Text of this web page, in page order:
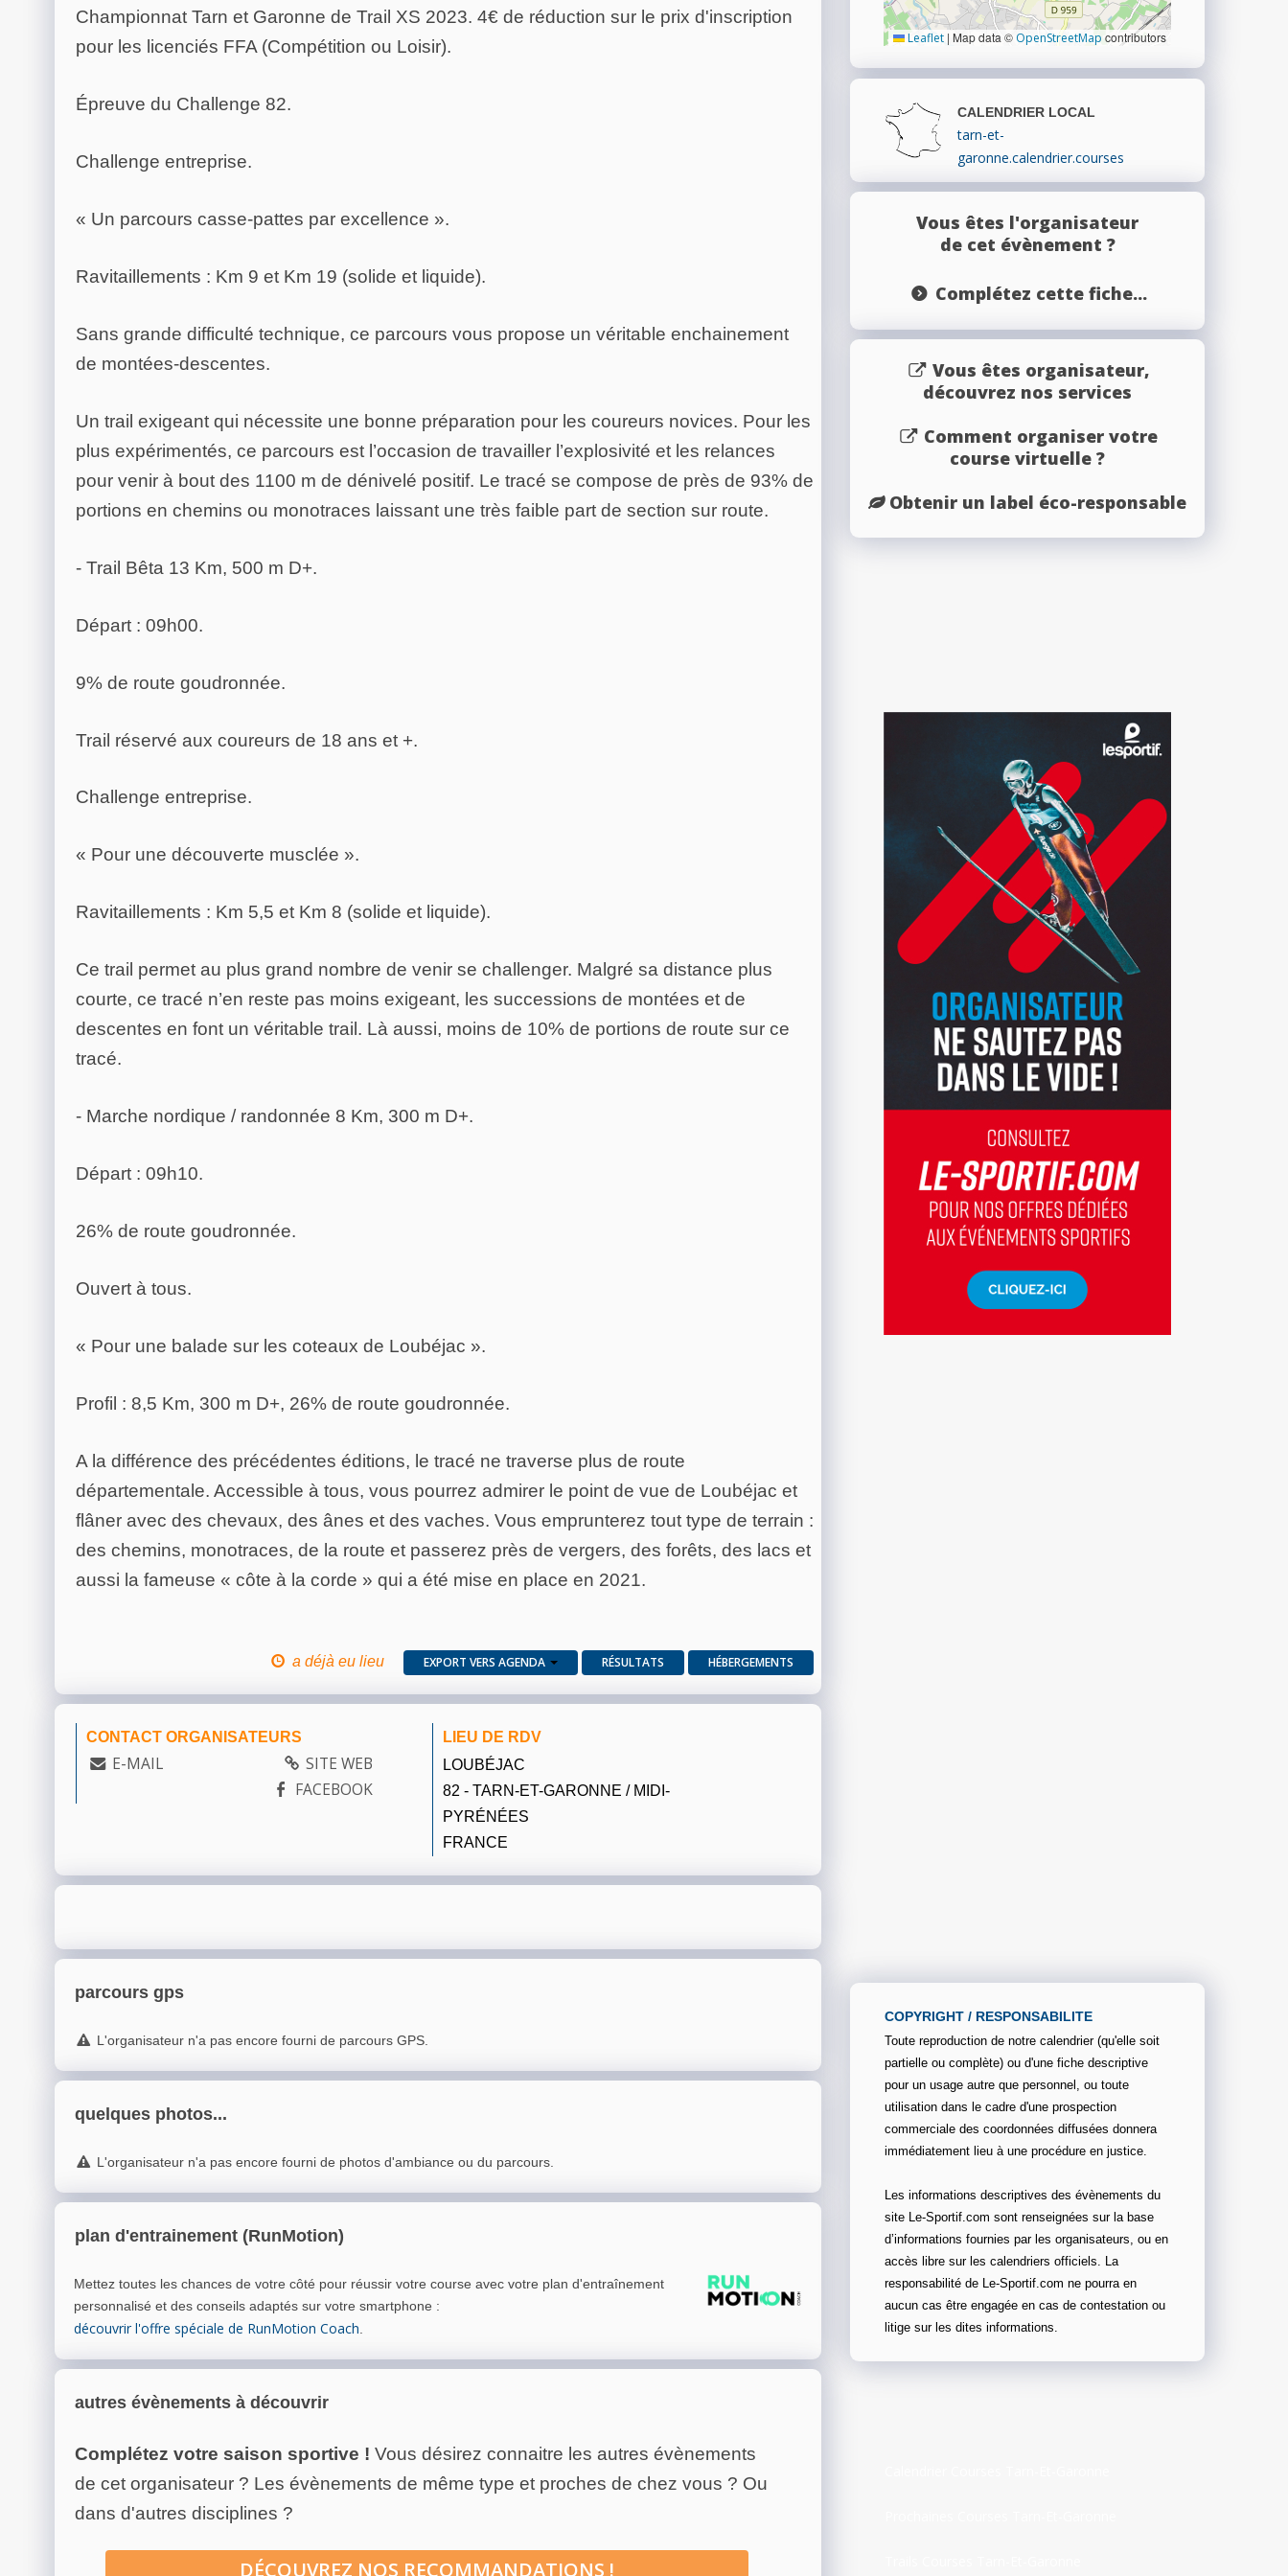
Championnat Tarn et Garonne de Trail XS 2023. 4€ de réduction sur le prix d'inscription
pour les licenciés FFA (Compétition ou Loisir).
Épreuve du Challenge 82.
Challenge entreprise.
« Un parcours casse-pattes par excellence ».
Ravitaillements : Km 9 et Km 19 (solide et liquide).
Sans grande difficulté technique, ce parcours vous propose un véritable enchainement
de montées-descentes.
Un trail exigeant qui nécessite une bonne préparation pour les coureurs novices. Pour les
plus expérimentés, ce parcours est l’occasion de travailler l’explosivité et les relances
pour venir à bout des 1100 m de dénivelé positif. Le tracé se compose de près de 93% de
portions en chemins ou monotraces laissant une très faible part de section sur route.
- Trail Bêta 13 Km, 500 m D+.
Départ : 09h00.
9% de route goudronnée.
Trail réservé aux coureurs de 18 ans et +.
Challenge entreprise.
« Pour une découverte musclée ».
Ravitaillements : Km 5,5 et Km 8 (solide et liquide).
Ce trail permet au plus grand nombre de venir se challenger. Malgré sa distance plus
courte, ce tracé n’en reste pas moins exigeant, les successions de montées et de
descentes en font un véritable trail. Là aussi, moins de 10% de portions de route sur ce
tracé.
- Marche nordique / randonnée 8 Km, 300 m D+.
Départ : 09h10.
26% de route goudronnée.
Ouvert à tous.
« Pour une balade sur les coteaux de Loubéjac ».
Profil : 8,5 Km, 300 m D+, 26% de route goudronnée.
A la différence des précédentes éditions, le tracé ne traverse plus de route
départementale. Accessible à tous, vous pourrez admirer le point de vue de Loubéjac et
flâner avec des chevaux, des ânes et des vaches. Vous emprunterez tout type de terrain :
des chemins, monotraces, de la route et passerez près de vergers, des forêts, des lacs et
aussi la fameuse « côte à la corde » qui a été mise en place en 2021.
a déjà eu lieu EXPORT VERS AGENDA RÉSULTATS HÉBERGEMENTS
CONTACT ORGANISATEURS
E-MAIL
SITE WEB
FACEBOOK
LIEU DE RDV
LOUBÉJAC
82 - TARN-ET-GARONNE / MIDI-
PYRÉNÉES
FRANCE
parcours gps
L'organisateur n'a pas encore fourni de parcours GPS.
quelques photos...
L'organisateur n'a pas encore fourni de photos d'ambiance ou du parcours.
plan d'entrainement (RunMotion)
Mettez toutes les chances de votre côté pour réussir votre course avec votre plan d'entraînement
personnalisé et des conseils adaptés sur votre smartphone :
découvrir l'offre spéciale de RunMotion Coach
autres évènements à découvrir
Complétez votre saison sportive ! Vous désirez connaitre les autres évènements
de cet organisateur ? Les évènements de même type et proches de chez vous ? Ou
dans d'autres disciplines ?
DÉCOUVREZ NOS RECOMMANDATIONS !
Leaflet | Map data © OpenStreetMap contributors
CALENDRIER LOCAL
tarn-et-
garonne.calendrier.courses
Vous êtes l'organisateur
de cet évènement ?
Complétez cette fiche...
Vous êtes organisateur,
découvrez nos services
Comment organiser votre
course virtuelle ?
Obtenir un label éco-responsable
COPYRIGHT / RESPONSABILITE
Toute reproduction de notre calendrier (qu'elle soit
partielle ou complète) ou d'une fiche descriptive
pour un usage autre que personnel, ou toute
utilisation dans le cadre d'une prospection
commerciale des coordonnées diffusées donnera
immédiatement lieu à une procédure en justice.
Les informations descriptives des évènements du
site Le-Sportif.com sont renseignées sur la base
d’informations fournies par les organisateurs, ou en
accès libre sur les calendriers officiels. La
responsabilité de Le-Sportif.com ne pourra en
aucun cas être engagée en cas de contestation ou
litige sur les dites informations.